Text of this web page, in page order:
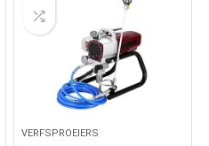
VERFSPROEIERS